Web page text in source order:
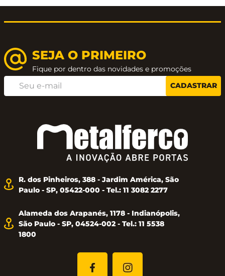
SEJA O PRIMEIRO
Fique por dentro das novidades e promoções
CADASTRAR
R. dos Pinheiros, 388 - Jardim América, São
Paulo - SP, 05422-000 - Tel.: 11 3082 2277
Alameda dos Arapanés, 1178 - Indianópolis,
São Paulo - SP, 04524-002 - Tel.: 11 5538
1800